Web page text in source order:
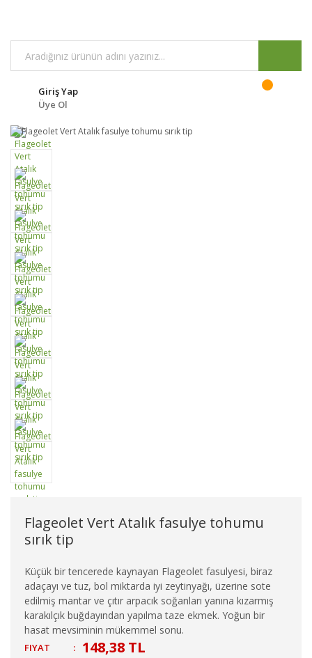
Giriş Yap
Üye Ol
Flageolet Vert Atalık fasulye tohumu
sırık tip
Küçük bir tencerede kaynayan Flageolet fasulyesi, biraz
adaçayı ve tuz, bol miktarda iyi zeytinyağı, üzerine sote
edilmiş mantar ve çıtır arpacık soğanları yanına kızarmış
karakılçık buğdayından yapılma taze ekmek. Yoğun bir
hasat mevsiminin mükemmel sonu.
FIYAT : 148,38 TL